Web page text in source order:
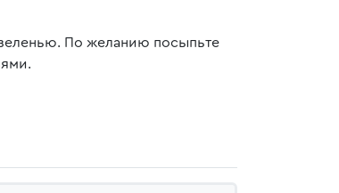
По желанию посыпьте